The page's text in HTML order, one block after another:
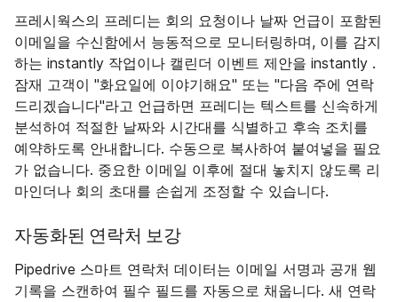
프레시웍스의 프레디는 회의 요청이나 날짜 언급이 포함된
이메일을 수신함에서 능동적으로 모니터링하며, 이를 감지
하는 instantly 작업이나 캘린더 이벤트 제안을 instantly .
잠재 고객이 "화요일에 이야기해요" 또는 "다음 주에 연락
드리겠습니다"라고 언급하면 프레디는 텍스트를 신속하게
분석하여 적절한 날짜와 시간대를 식별하고 후속 조치를
예약하도록 안내합니다. 수동으로 복사하여 붙여넣을 필요
가 없습니다. 중요한 이메일 이후에 절대 놓치지 않도록 리
마인더나 회의 초대를 손쉽게 조정할 수 있습니다.
자동화된 연락처 보강
Pipedrive 스마트 연락처 데이터는 이메일 서명과 공개 웹
기록을 스캔하여 필수 필드를 자동으로 채웁니다. 새 연락